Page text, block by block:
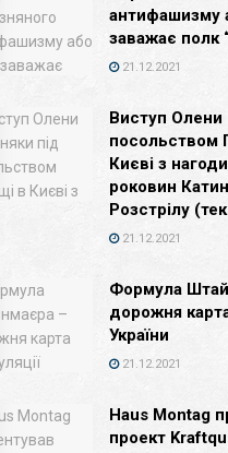
антифашизму
заважає полк
21.12.2021
Виступ Олени
посольством
Києві з
роковин
Розстрілу
21.12.2021
Формула
дорожня карта
України
21.12.2021
Haus Montag
проект